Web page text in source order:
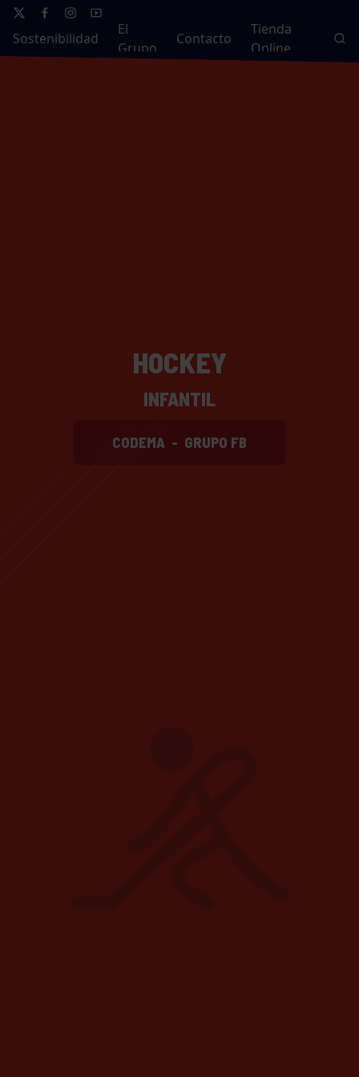
Sostenibilidad
El
Grupo
Contacto
Tienda
Online
HOCKEY
INFANTIL
CODEMA - GRUPO FB